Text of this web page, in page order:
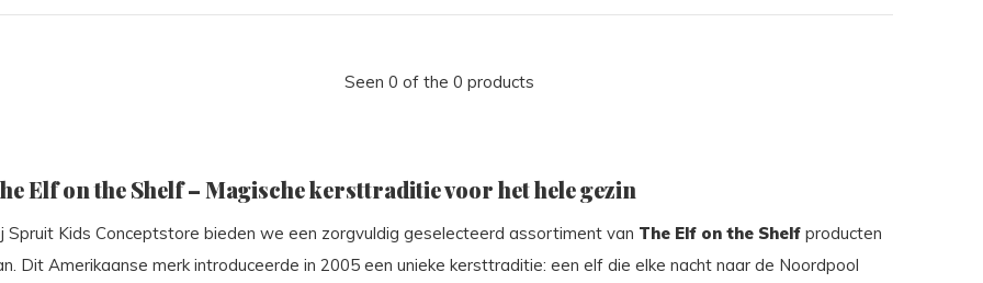
Seen 0 of the 0 products
Elf on the Shelf – Magische kersttraditie voor het hele gezin
Spruit Kids Conceptstore bieden we een zorgvuldig geselecteerd assortiment van The Elf on the Shelf producten
Dit Amerikaanse merk introduceerde in 2005 een unieke kersttraditie: een elf die elke nacht naar de Noordpool